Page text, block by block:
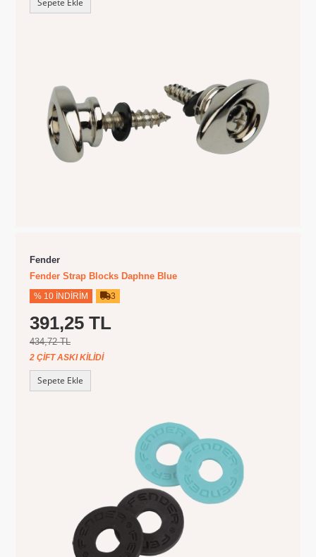
Sepete Ekle
Fender
Fender Strap Blocks Daphne Blue
% 10 İNDIRIM 3
391,25 TL
434,72 TL
2 ÇIFT ASKI KILIDI
Sepete Ekle